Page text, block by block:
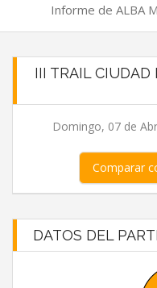
Informe de ALBA
III TRAIL CIUDAD
Domingo, 07 de
Comparar
DATOS DEL